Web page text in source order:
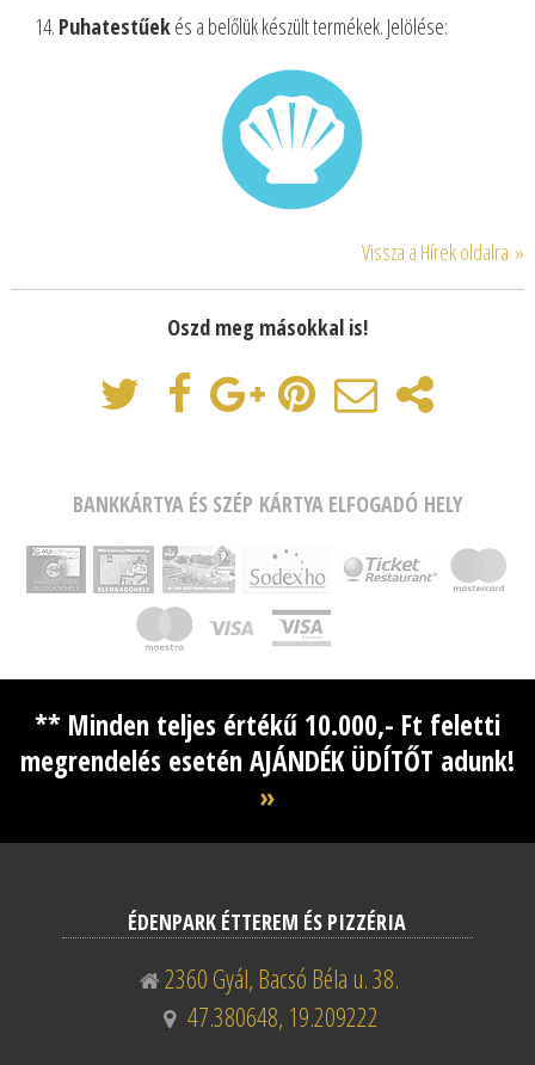
Puhatestűekés a belőlük készült termékek. Jelölése:
Vissza a Hírek oldalra »
Oszd meg másokkal is!
BANKKÁRTYA ÉS SZÉP KÁRTYA ELFOGADÓ HELY
** Minden teljes értékű 10.000,- Ft feletti
megrendelés esetén AJÁNDÉK ÜDÍTŐT adunk!
»
ÉDENPARK ÉTTEREM ÉS PIZZÉRIA
2360 Gyál, Bacsó Béla u. 38.
47.380648, 19.209222